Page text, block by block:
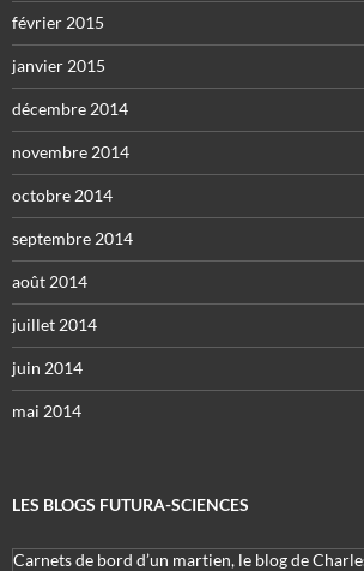
février 2015
janvier 2015
décembre 2014
novembre 2014
octobre 2014
septembre 2014
août 2014
juillet 2014
juin 2014
mai 2014
LES BLOGS FUTURA-SCIENCES
Carnets de bord d’un martien, le blog de